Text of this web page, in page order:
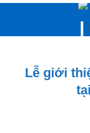
nội
Lễ giới